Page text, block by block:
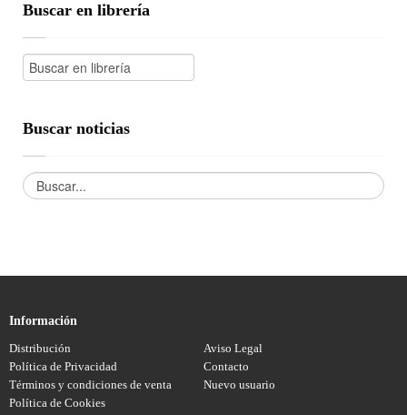
Buscar en librería
Buscar noticias
Información
Distribución
Aviso Legal
Política de Privacidad
Contacto
Términos y condiciones de venta
Nuevo usuario
Política de Cookies